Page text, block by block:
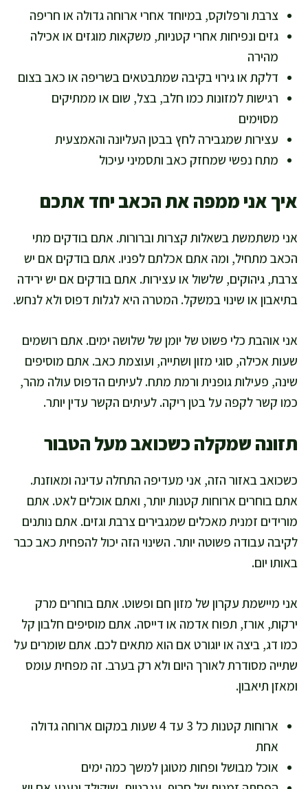
צרבת ורפלוקס, במיוחד אחרי ארוחה גדולה או חריפה
גזים ונפיחות אחרי קטניות, משקאות מוגזים או אכילה
מהירה
דלקת או גירוי בקיבה שמתבטאים בשריפה או כאב בצום
רגישות למזונות כמו חלב, בצל, שום או ממתיקים
מסוימים
עצירות שמגבירה לחץ בבטן העליונה והאמצעית
מתח נפשי שמחזק כאב ותסמיני עיכול
איך אני ממפה את הכאב יחד אתכם
אני משתמשת בשאלות קצרות וברורות. אתם בודקים מתי
הכאב מתחיל, ומה אתם אכלתם לפניו. אתם בודקים אם יש
צרבת, גיהוקים, שלשול או עצירות. אתם בודקים אם יש ירידה
בתיאבון או שינוי במשקל. המטרה היא לגלות דפוס ולא לנחש.
אני אוהבת כלי פשוט של יומן של שלושה ימים. אתם רושמים
שעות אכילה, סוגי מזון ושתייה, ועוצמת כאב. אתם מוסיפים
שינה, פעילות גופנית ורמת מתח. לעיתים הדפוס עולה מהר,
כמו קשר לקפה על בטן ריקה. לעיתים הקשר עדין יותר.
תזונה שמקלה כשכואב מעל הטבור
כשכואב באזור הזה, אני מעדיפה התחלה עדינה ומאוזנת.
אתם בוחרים ארוחות קטנות יותר, ואתם אוכלים לאט. אתם
מורידים זמנית מאכלים שמגבירים צרבת וגזים. אתם נותנים
לקיבה עבודה פשוטה יותר. השינוי הזה יכול להפחית כאב כבר
באותו יום.
אני מיישמת עקרון של מזון חם ופשוט. אתם בוחרים מרק
ירקות, אורז, תפוח אדמה או דייסה. אתם מוסיפים חלבון קל
כמו דג, ביצה או יוגורט אם הוא מתאים לכם. אתם שומרים על
שתייה מסודרת לאורך היום ולא רק בערב. זה מפחית עומס
ומאזן תיאבון.
ארוחות קטנות כל 3 עד 4 שעות במקום ארוחה גדולה
אחת
אוכל מבושל ופחות מטוגן למשך כמה ימים